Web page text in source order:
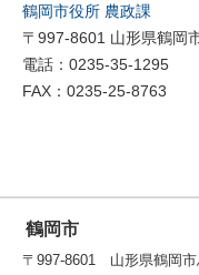
鶴岡市役所 農政課
〒997-8601 山形県鶴岡
電話：0235-35-1295
FAX：0235-25-8763
鶴岡市
〒997-8601 山形県鶴岡